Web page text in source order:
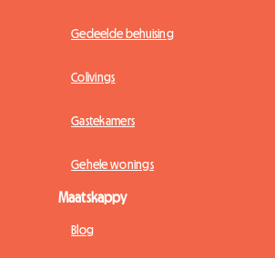
Gedeelde behuising
Colivings
Gastekamers
Gehele wonings
Maatskappy
Blog